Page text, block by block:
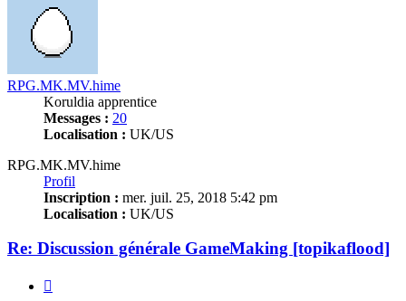
RPG.MK.MV.hime
Koruldia apprentice
Messages : 20
Localisation : UK/US
RPG.MK.MV.hime
Profil
Inscription : mer. juil. 25, 2018 5:42 pm
Localisation : UK/US
Re: Discussion générale GameMaking [topikaflood]